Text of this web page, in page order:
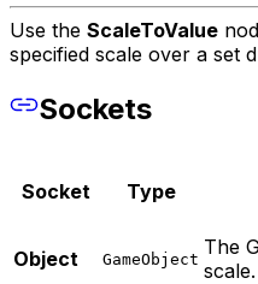
Use the ScaleToValue
specified scale over a set
Sockets
Socket Type
Object GameObject
The
scale.